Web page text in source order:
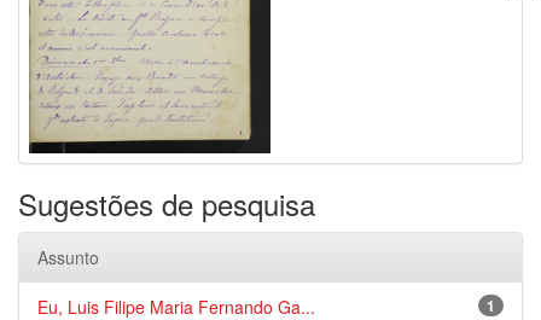
Sugestões de pesquisa
Assunto
1
Eu, Luis Filipe Maria Fernando Ga...